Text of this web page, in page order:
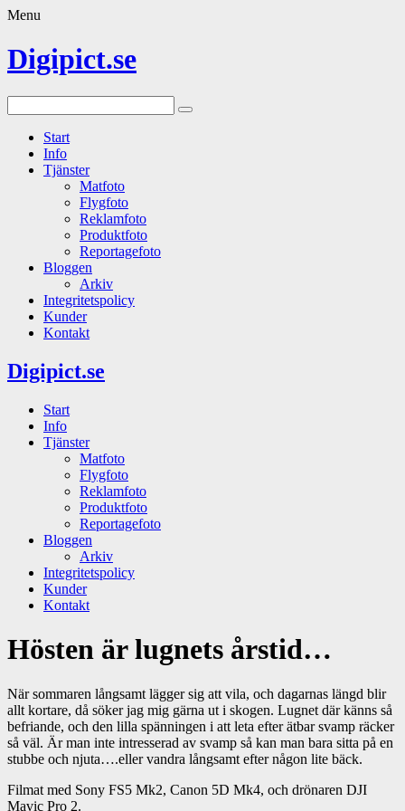
Menu
Digipict.se
Start
Info
Tjänster
Matfoto
Flygfoto
Reklamfoto
Produktfoto
Reportagefoto
Bloggen
Arkiv
Integritetspolicy
Kunder
Kontakt
Digipict.se
Start
Info
Tjänster
Matfoto
Flygfoto
Reklamfoto
Produktfoto
Reportagefoto
Bloggen
Arkiv
Integritetspolicy
Kunder
Kontakt
Hösten är lugnets årstid…
När sommaren långsamt lägger sig att vila, och dagarnas längd blir
allt kortare, då söker jag mig gärna ut i skogen. Lugnet där känns så
befriande, och den lilla spänningen i att leta efter ätbar svamp räcker
så väl. Är man inte intresserad av svamp så kan man bara sitta på en
stubbe och njuta….eller vandra långsamt efter någon lite bäck.
Filmat med Sony FS5 Mk2, Canon 5D Mk4, och drönaren DJI
Mavic Pro 2.